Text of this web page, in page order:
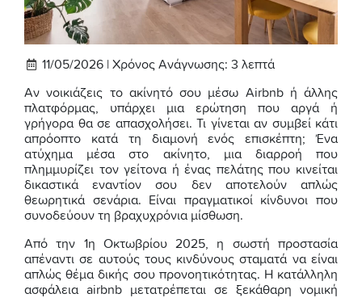
11/05/2026 | Χρόνος Ανάγνωσης: 3 λεπτά
Αν νοικιάζεις το ακίνητό σου μέσω Airbnb ή άλλης
πλατφόρμας, υπάρχει μια ερώτηση που αργά ή
γρήγορα θα σε απασχολήσει. Τι γίνεται αν συμβεί κάτι
απρόοπτο κατά τη διαμονή ενός επισκέπτη; Ένα
ατύχημα μέσα στο ακίνητο, μια διαρροή που
πλημμυρίζει τον γείτονα ή ένας πελάτης που κινείται
δικαστικά εναντίον σου δεν αποτελούν απλώς
θεωρητικά σενάρια. Είναι πραγματικοί κίνδυνοι που
συνοδεύουν τη βραχυχρόνια μίσθωση.
Από την 1η Οκτωβρίου 2025, η σωστή προστασία
απέναντι σε αυτούς τους κινδύνους σταματά να είναι
απλώς θέμα δικής σου προνοητικότητας. Η κατάλληλη
ασφάλεια airbnb μετατρέπεται σε ξεκάθαρη νομική